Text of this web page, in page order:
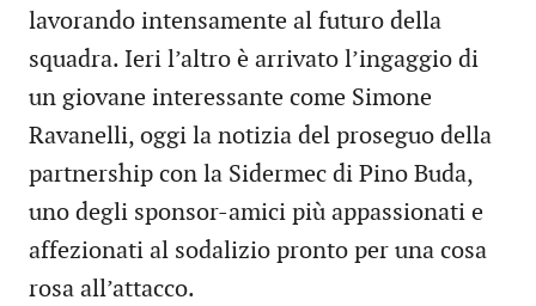
lavorando intensamente al futuro della
squadra. Ieri l’altro è arrivato l’ingaggio di
un giovane interessante come Simone
Ravanelli, oggi la notizia del proseguo della
partnership con la Sidermec di Pino Buda,
uno degli sponsor-amici più appassionati e
affezionati al sodalizio pronto per una cosa
rosa all’attacco.